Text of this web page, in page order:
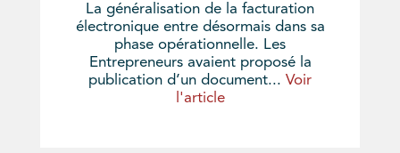
La généralisation de la facturation
électronique entre désormais dans sa
phase opérationnelle. Les
Entrepreneurs avaient proposé la
publication d’un document... Voir
l'article